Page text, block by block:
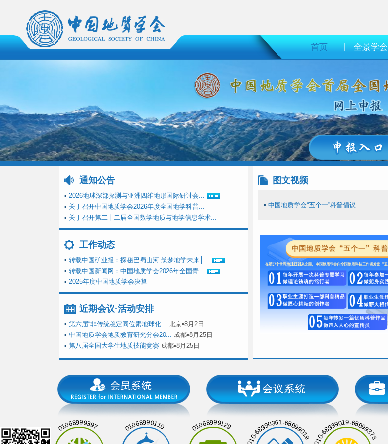
首页 | 全景学会
通知公告
▪ 2026地球深部探测与亚洲四维地形国际研讨会...
▪ 关于召开中国地质学会2026年度全国地学科普...
▪ 关于召开第二十二届全国数学地质与地学信息学术...
工作动态
▪ 转载中国矿业报：探秘巴蜀山河 筑梦地学未来│...
▪ 转载中国新闻网：中国地质学会2026年全国青...
▪ 2025年度中国地质学会决算
近期会议·活动安排
▪ 第六届“非传统稳定同位素地球化... 北京▪8月2日
▪ 中国地质学会地质教育研究分会20... 成都▪8月25日
▪ 第八届全国大学生地质技能竞赛 成都▪8月25日
图文视频
▪ 中国地质学会“五个一”科普倡议
01068999397 01068990110 01068999129 010-68990361-68999019 010-68999019-68999378